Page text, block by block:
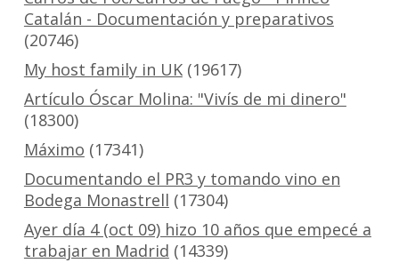
Catalán - Documentación y preparativos
(20746)
My host family in UK(19617)
Artículo Óscar Molina: "Vivís de mi dinero"
(18300)
Máximo (17341)
Documentando el PR3 y tomando vino en
Bodega Monastrell (17304)
Ayer día 4 (oct 09) hizo 10 años que empecé a
trabajar en Madrid (14339)